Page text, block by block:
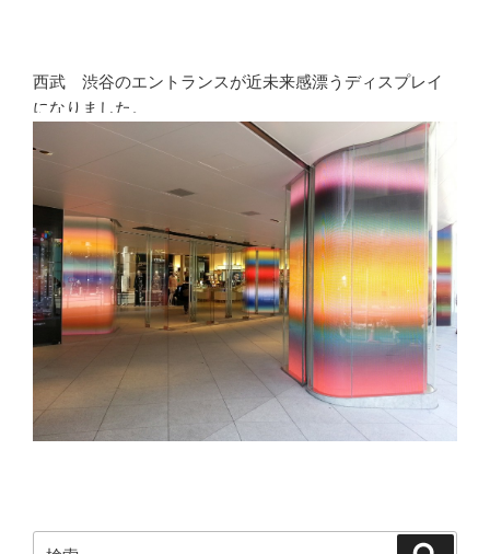
西武 渋谷のエントランスが近未来感漂うディスプレイ
になりました。